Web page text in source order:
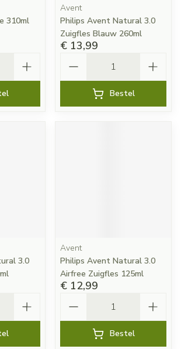
310ml
Avent
Philips Avent Natural 3.0
Zuigfles Blauw 260ml
€ 13,99
Bestel
3.0
Avent
Philips Avent Natural 3.0
Airfree Zuigfles 125ml
€ 12,99
Bestel